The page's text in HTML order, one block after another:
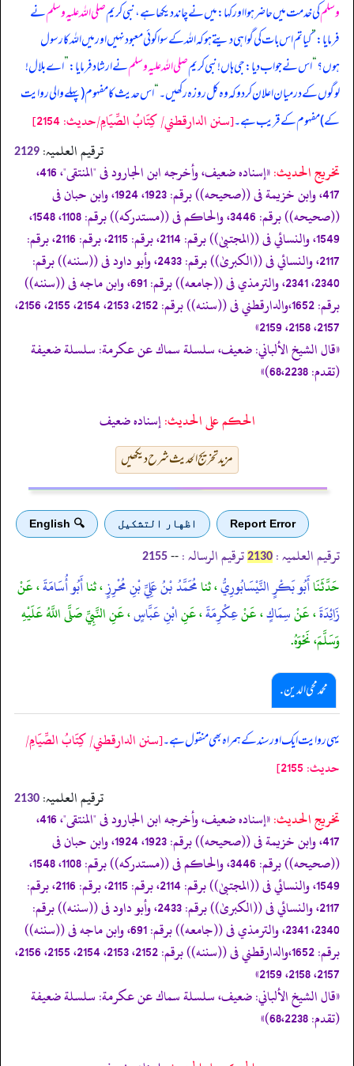
وسلمکی خدمت میں حاضر ہوا اور کہا: میں نے چاند دیکھا ہے، نبی کریمصلی اللہ علیہ وسلمنے
فرمایا:”کیا تم اس بات کی گواہی دیتے ہو کہ اللہ کے سوا کوئی معبود نہیں اور میں اللہ کا رسول
ہوں؟“اس نے جواب دیا: جی ہاں! نبی کریمصلی اللہ علیہ وسلمنے ارشاد فرمایا:”اے بلال!
لوگوں کے درمیان اعلان کر دو کہ وہ کل روزہ رکھیں۔“اس حدیث کا مفہوم (پہلے والی روایت
کے) مفہوم کے قریب ہے۔[سنن الدارقطني/ كِتَابُ الصِّيَامِ/حدیث: 2154]
ترقیم العلمیہ: 2129
تخریج الحدیث:
«إسناده ضعيف، وأخرجه ابن الجارود فى "المنتقى"، 416،
417، وابن خزيمة فى ((صحيحه)) برقم: 1923، 1924، وابن حبان فى
((صحيحه)) برقم: 3446، والحاكم فى ((مستدركه)) برقم: 1108، 1548،
1549، والنسائي فى ((المجتبیٰ)) برقم: 2114، برقم: 2115، برقم: 2116، برقم:
2117، والنسائي فى ((الكبریٰ)) برقم: 2433، وأبو داود فى ((سننه)) برقم:
2340، 2341، والترمذي فى ((جامعه)) برقم: 691، وابن ماجه فى ((سننه))
برقم: 1652،والدارقطني فى ((سننه)) برقم: 2152، 2153، 2154، 2155، 2156،
2157، 2158، 2159»
«قال الشيخ الألباني: ضعيف، سلسلة سماك عن عكرمة: سلسلة ضعيفة
(تقدم: 68،2238)»
الحكم على الحديث:إسناده ضعيف
مزید تخریج الحدیث شرح دیکھیں
Report Error اظهار التشكيل 🔍 English
ترقیم العلمیہ : 2130 ترقیم الرسالہ : --
2155
حَدَّثَنَاأَبُو بَكْرٍ النَّيْسَابُورِيُّ، ثنامُحَمَّدُ بْنُ عَلِيِّ بْنِ مُحْرِزٍ، ثناأَبُو أُسَامَةَ، عَنْ
زَائِدَةَ، عَنْسِمَاكٍ، عَنْعِكْرِمَةَ، عَنِابْنِ عَبَّاسٍ، عَنِ النَّبِيِّ صَلَّى اللَّهُ عَلَيْهِ
وَسَلَّمَ، نَحْوَهُ.
محمد محی الدین .
یہی روایت ایک اور سند کے ہمراہ بھی منقول ہے۔[سنن الدارقطني/ كِتَابُ الصِّيَامِ/
حدیث: 2155]
ترقیم العلمیہ: 2130
تخریج الحدیث:
«إسناده ضعيف، وأخرجه ابن الجارود فى "المنتقى"، 416،
417، وابن خزيمة فى ((صحيحه)) برقم: 1923، 1924، وابن حبان فى
((صحيحه)) برقم: 3446، والحاكم فى ((مستدركه)) برقم: 1108، 1548،
1549، والنسائي فى ((المجتبیٰ)) برقم: 2114، برقم: 2115، برقم: 2116، برقم:
2117، والنسائي فى ((الكبریٰ)) برقم: 2433، وأبو داود فى ((سننه)) برقم:
2340، 2341، والترمذي فى ((جامعه)) برقم: 691، وابن ماجه فى ((سننه))
برقم: 1652،والدارقطني فى ((سننه)) برقم: 2152، 2153، 2154، 2155، 2156،
2157، 2158، 2159»
«قال الشيخ الألباني: ضعيف، سلسلة سماك عن عكرمة: سلسلة ضعيفة
(تقدم: 68،2238)»